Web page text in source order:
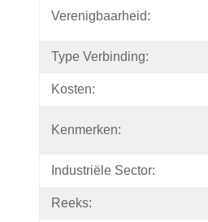
Verenigbaarheid:
Type Verbinding:
Kosten:
Kenmerken:
Industriële Sector:
Reeks: